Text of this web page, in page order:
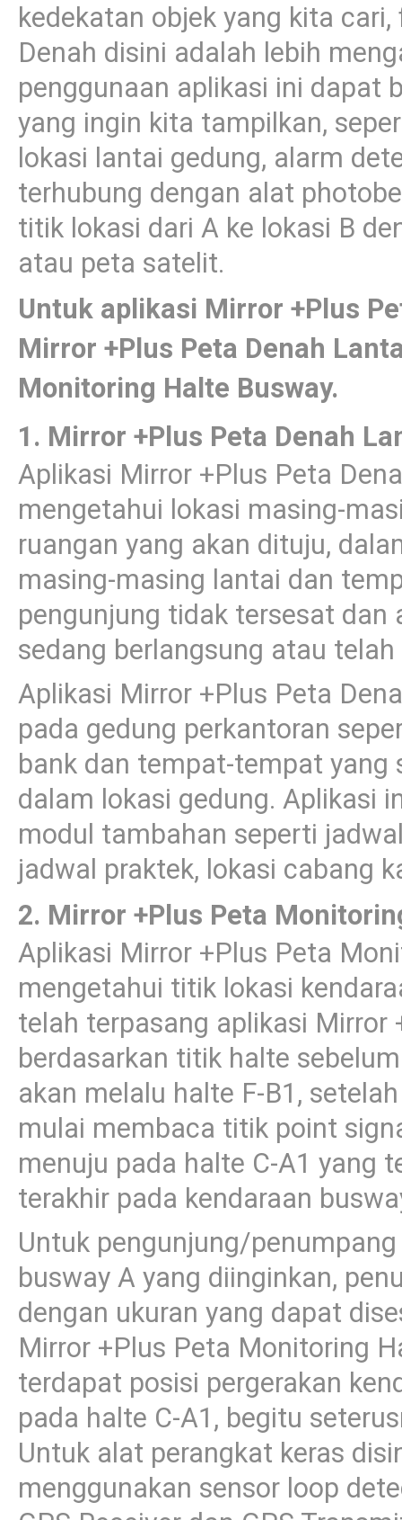
kedekatan objek yang kita
Denah disini adalah lebih
penggunaan aplikasi ini dapat
yang ingin kita tampilkan,
lokasi lantai gedung, alarm
terhubung dengan alat
titik lokasi dari A ke lokasi B
atau peta satelit.
Untuk aplikasi Mirror +Plus
Mirror +Plus Peta Denah
Monitoring Halte Busway.
1. Mirror +Plus Peta Denah
Aplikasi Mirror +Plus Peta
mengetahui lokasi masing-
ruangan yang akan dituju,
masing-masing lantai dan
pengunjung tidak tersesat
sedang berlangsung atau
Aplikasi Mirror +Plus Peta
pada gedung perkantoran
bank dan tempat-tempat yang
dalam lokasi gedung. Aplikasi
modul tambahan seperti
jadwal praktek, lokasi cabang
2. Mirror +Plus Peta
Aplikasi Mirror +Plus Peta
mengetahui titik lokasi
telah terpasang aplikasi Mirror
berdasarkan titik halte
akan melalu halte F-B1,
mulai membaca titik point
menuju pada halte C-A1 yang
terakhir pada kendaraan
Untuk pengunjung/
busway A yang diinginkan,
dengan ukuran yang dapat
Mirror +Plus Peta Monitoring
terdapat posisi pergerakan
pada halte C-A1, begitu
Untuk alat perangkat keras
menggunakan sensor loop